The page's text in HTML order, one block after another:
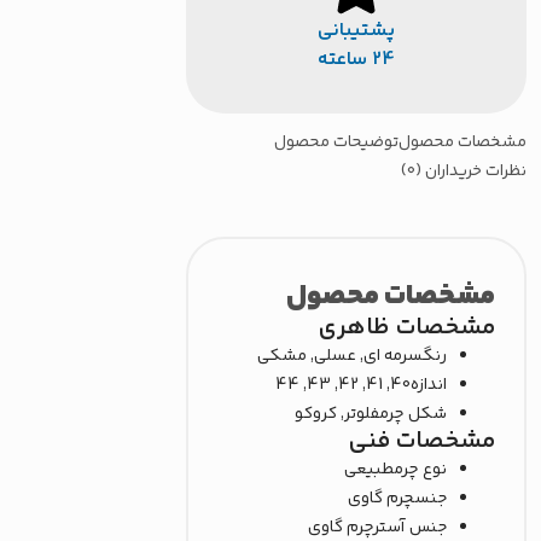
پشتیبانی
محصولتوضیحات محصول
خریداران (0)
مشخصات محصول
مشخصات ظاهری
رنگ سرمه ای, عسلی, مشکی
اندازه40, 41, 42, 43, 44
شکل چرمفلوتر, کروکو
مشخصات فنی
نوع چرم طبیعی
جنسچرم گاوی
جنس آسترچرم گاوی